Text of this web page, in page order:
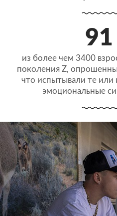
91
из более чем 3400
поколения Z,
что испытывали те
эмоциональные